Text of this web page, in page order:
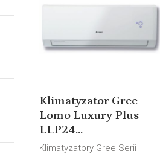
Klimatyzator Gree
Lomo Luxury Plus
LLP24...
Klimatyzatory Gree Serii